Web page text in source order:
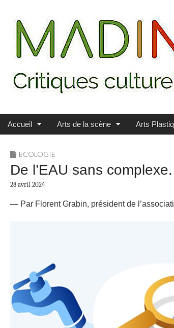
MADININ'ART
Main menu
Skip to content
Accueil Arts de la scène Arts
ECOLOGIE
De l’EAU sans complexe.
28 avril 2024
— Par Florent Grabin, président de